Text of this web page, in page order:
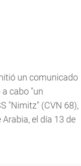
un comunicado
cabo "un
"Nimitz" (CVN 68),
el día 13 de